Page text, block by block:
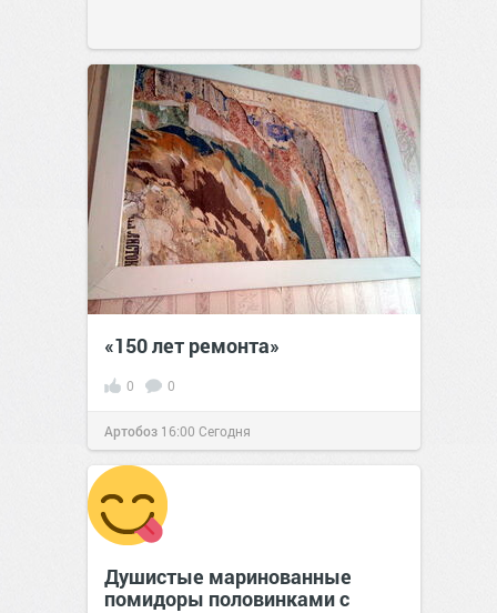
«150 лет ремонта»
0 0
Артобоз 16:00 Сегодня
Душистые маринованные
помидоры половинками с